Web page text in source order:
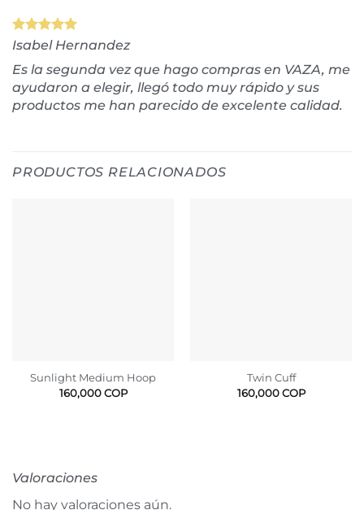
Isabel Hernandez
Es la segunda vez que hago compras en VAZA, me
ayudaron a elegir, llegó todo muy rápido y sus
productos me han parecido de excelente calidad.
PRODUCTOS RELACIONADOS
Sunlight Medium Hoop
160,000COP
Twin Cuff
160,000COP
Valoraciones
No hay valoraciones aún.